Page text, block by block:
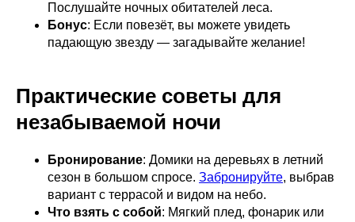
Послушайте ночных обитателей леса.
Бонус: Если повезёт, вы можете увидеть
падающую звезду — загадывайте желание!
Практические советы для
незабываемой ночи
Бронирование: Домики на деревьях в летний
сезон в большом спросе. Забронируйте, выбрав
вариант с террасой и видом на небо.
Что взять с собой: Мягкий плед, фонарик или